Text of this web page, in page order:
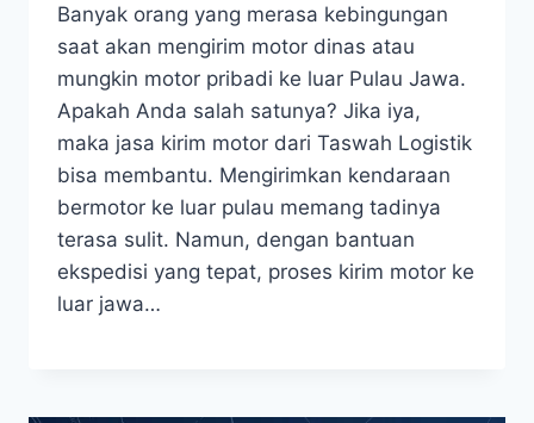
Banyak orang yang merasa kebingungan
saat akan mengirim motor dinas atau
mungkin motor pribadi ke luar Pulau Jawa.
Apakah Anda salah satunya? Jika iya,
maka jasa kirim motor dari Taswah Logistik
bisa membantu. Mengirimkan kendaraan
bermotor ke luar pulau memang tadinya
terasa sulit. Namun, dengan bantuan
ekspedisi yang tepat, proses kirim motor ke
luar jawa…